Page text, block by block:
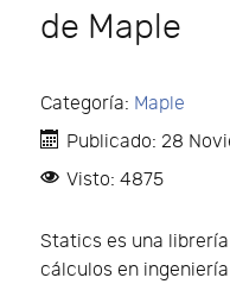
de Maple
Categoría: Maple
Publicado: 28
Visto: 4875
Statics es una
cálculos en